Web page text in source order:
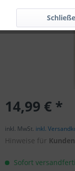
14,99 € *
inkl. MwSt. inkl.
Hinweise für
Sofort